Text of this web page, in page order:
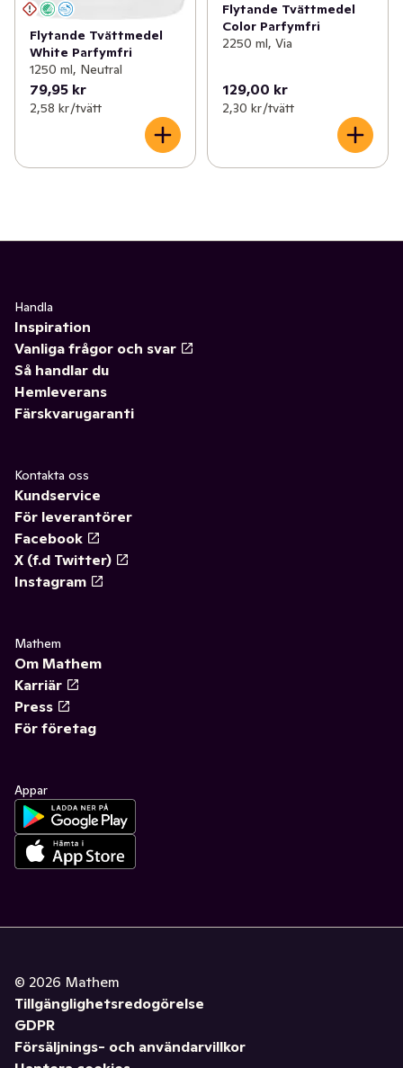
Flytande Tvättmedel
White Parfymfri
1250 ml, Neutral
79,95 kr
2,58 kr /tvätt
Flytande Tvättmedel
Color Parfymfri
2250 ml, Via
129,00 kr
2,30 kr /tvätt
Handla
Inspiration
Vanliga frågor och svar
Så handlar du
Hemleverans
Färskvarugaranti
Kontakta oss
Kundservice
För leverantörer
Facebook
X (f.d Twitter)
Instagram
Mathem
Om Mathem
Karriär
Press
För företag
Appar
© 2026 Mathem
Tillgänglighetsredogörelse
GDPR
Försäljnings- och användarvillkor